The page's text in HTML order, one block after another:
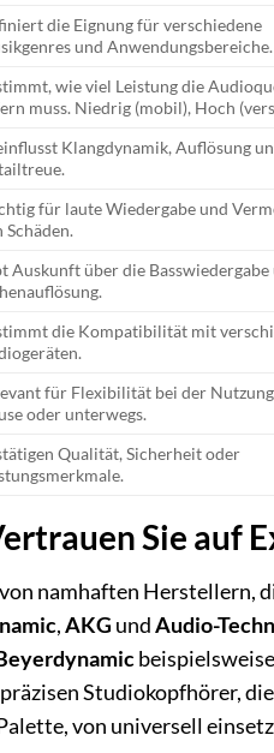
die Eignung für verschiedene
und Anwendungsbereiche.
wie viel Leistung die
muss. Niedrig (mobil), Hoch
Klangdynamik, Auflösung
für laute Wiedergabe und
Schäden.
Auskunft über die Basswiedergabe
die Kompatibilität mit
für Flexibilität bei der
oder unterwegs.
Qualität, Sicherheit oder
Sie auf
namhaften Herstellern,
,AKG undAudio-
Studiokopfhörer,
von universell